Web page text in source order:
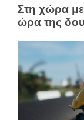
Στη χώρα με
ώρα της